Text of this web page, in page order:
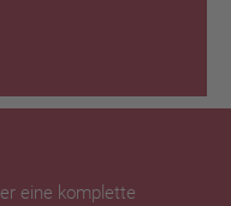
eine komplette